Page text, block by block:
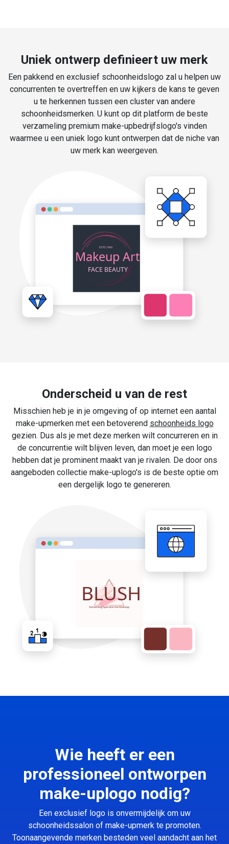
Uniek ontwerp definieert uw merk
Een pakkend en exclusief schoonheidslogo zal u helpen uw
concurrenten te overtreffen en uw kijkers de kans te geven
u te herkennen tussen een cluster van andere
schoonheidsmerken. U kunt op dit platform de beste
verzameling premium make-upbedrijfslogo's vinden
waarmee u een uniek logo kunt ontwerpen dat de niche van
uw merk kan weergeven.
Onderscheid u van de rest
Misschien heb je in je omgeving of op internet een aantal
make-upmerken met een betoverend schoonheids logo
gezien. Dus als je met deze merken wilt concurreren en in
de concurrentie wilt blijven leven, dan moet je een logo
hebben dat je prominent maakt van je rivalen. De door ons
aangeboden collectie make-uplogo's is de beste optie om
een dergelijk logo te genereren.
Wie heeft er een
professioneel ontworpen
make-uplogo nodig?
Een exclusief logo is onvermijdelijk om uw
schoonheidssalon of make-upmerk te promoten.
Toonaangevende merken besteden veel aandacht aan het